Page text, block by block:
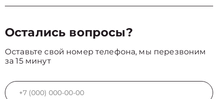
Остались вопросы?
Оставьте свой номер телефона, мы перезвоним
за 15 минут